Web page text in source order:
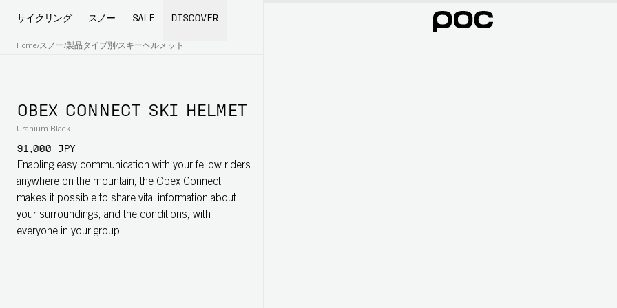
サイクリング スノー SALE DISCOVER
Home/スノー/製品タイプ別 /スキーヘルメット
OBEX CONNECT SKI HELMET
Uranium Black
91,000 JPY
Enabling easy communication with your fellow riders
anywhere on the mountain, the Obex Connect
makes it possible to share vital information about
your surroundings, and the conditions, with
everyone in your group.